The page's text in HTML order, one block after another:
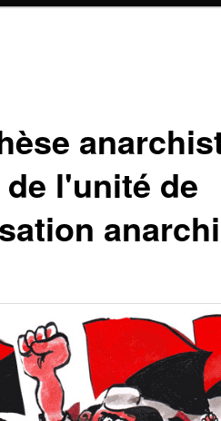
l'unité de